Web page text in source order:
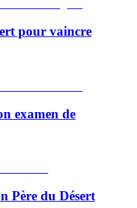
pour vaincre
examen de
Père du Désert